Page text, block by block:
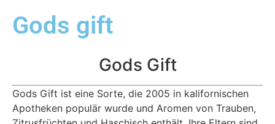
Gods gift
Gods Gift
Gods Gift ist eine Sorte, die 2005 in kalifornischen
Apotheken populär wurde und Aromen von Trauben,